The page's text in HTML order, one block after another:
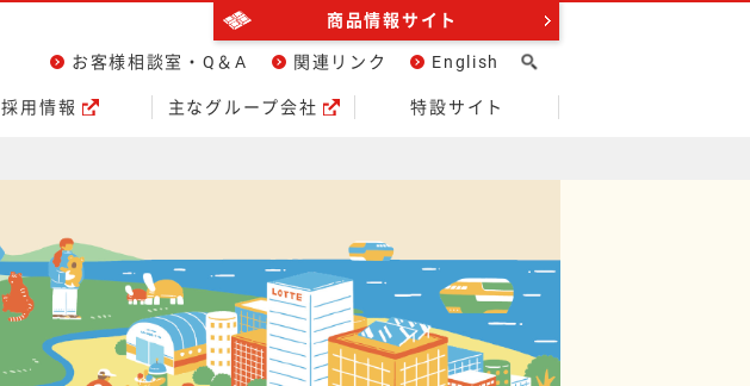
商品情報サイト
お客様相談室・Q＆A 関連リンク English
採用情報 主なグループ会社 特設サイト